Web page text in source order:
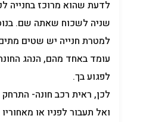
לדעת שהוא מרוכז בחנייה
שניה לשכוח שאתה שם.
למטרת חנייה יש שטים
עומד באחד מהם, הנהג
לפגוע בך.
לכן, ראית רכב חונה-
ואל תעבור לפניו או